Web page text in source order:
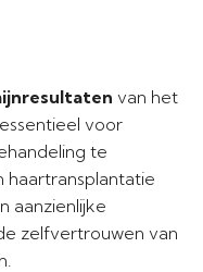
van het
voor
te
haartransplantatie
aanzienlijke
zelfvertrouwen van